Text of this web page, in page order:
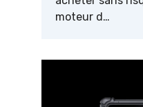
moteur d…